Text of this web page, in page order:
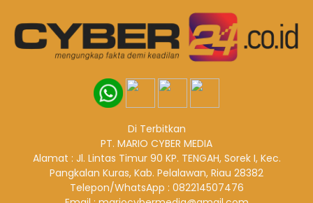
Di Terbitkan
PT. MARIO CYBER MEDIA
Alamat : Jl. Lintas Timur 90 KP. TENGAH, Sorek I, Kec.
Pangkalan Kuras, Kab. Pelalawan, Riau 28382
Telepon/WhatsApp : 082214507476